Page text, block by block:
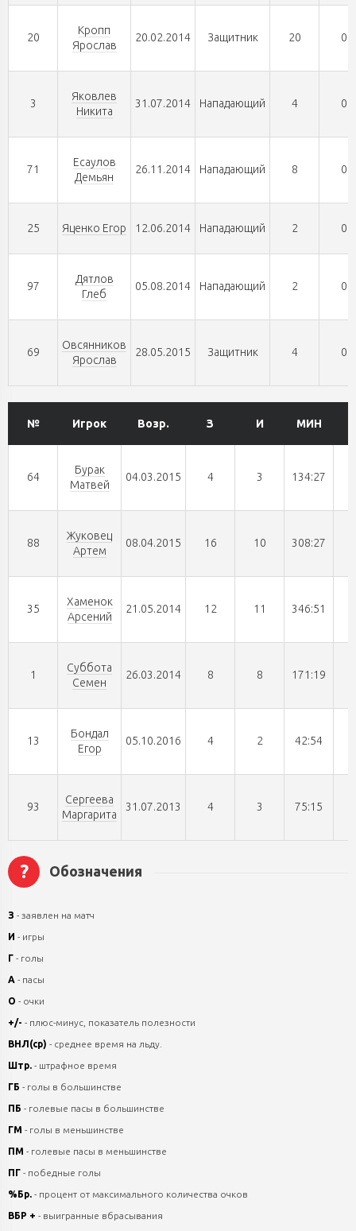
20
Кропп
Ярослав
20.02.2014 Защитник 20 0
3
Яковлев
Никита
31.07.2014 Нападающий 4 0
71
Есаулов
Демьян
26.11.2014 Нападающий 8 0
25 Яценко Егор 12.06.2014 Нападающий 2 0
97
Дятлов
Глеб
05.08.2014 Нападающий 2 0
69
Овсянников
Ярослав
28.05.2015 Защитник 4 0
№ Игрок Возр. З И МИН
64
Бурак
Матвей
04.03.2015 4 3 134:27
88
Жуковец
Артем
08.04.2015 16 10 308:27
35
Хаменок
Арсений
21.05.2014 12 11 346:51
1
Суббота
Семен
26.03.2014 8 8 171:19
13
Бондал
Егор
05.10.2016 4 2 42:54
93
Сергеева
Маргарита
31.07.2013 4 3 75:15
? Обозначения
З - заявлен на матч
И - игры
Г - голы
А - пасы
О - очки
+/- - плюс-минус, показатель полезности
ВНЛ(ср) - среднее время на льду.
Штр. - штрафное время
ГБ - голы в большинстве
ПБ - голевые пасы в большинстве
ГМ - голы в меньшинстве
ПМ - голевые пасы в меньшинстве
ПГ - победные голы
%Бр. - процент от максимального количества очков
ВБР + - выигранные вбрасывания